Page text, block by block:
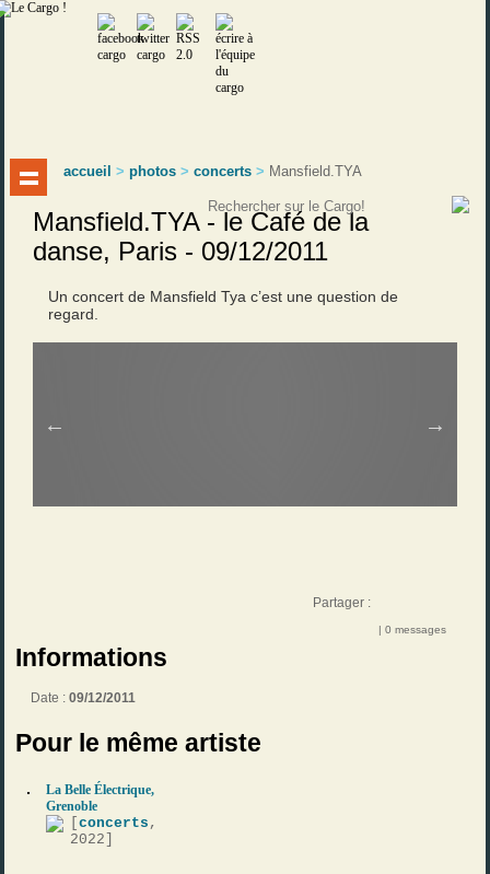
accueil >photos >concerts > Mansfield.TYA
Mansfield.TYA - le Café de la
danse, Paris - 09/12/2011
Un concert de Mansfield Tya c’est une question de
regard.
Partager :
| 0 messages
Informations
Date :09/12/2011
Pour le même artiste
La Belle Électrique,
Grenoble
[concerts ,
2022]